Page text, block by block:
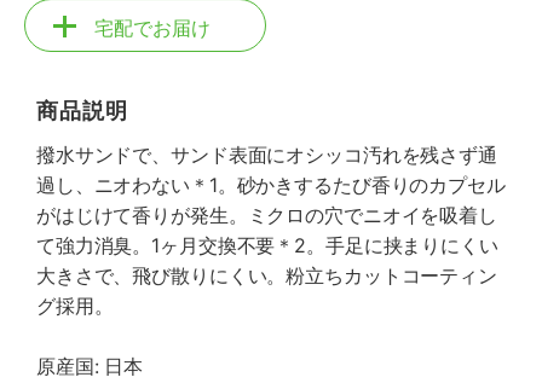
宅配でお届け
商品説明
撥水サンドで、サンド表面にオシッコ汚れを残さず通
過し、ニオわない＊1。砂かきするたび香りのカプセル
がはじけて香りが発生。ミクロの穴でニオイを吸着し
て強力消臭。1ヶ月交換不要＊2。手足に挟まりにくい
大きさで、飛び散りにくい。粉立ちカットコーティン
グ採用。
原産国: 日本